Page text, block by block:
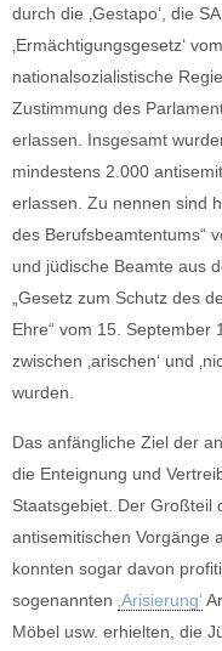
durch die ‚Gestapo‘, die
‚Ermächtigungsgesetz‘
nationalsozialistische
Zustimmung des
erlassen. Insgesamt
mindestens 2.000
erlassen. Zu nennen sind
des Berufsbeamtentums“
und jüdische Beamte aus
„Gesetz zum Schutz des
Ehre“ vom 15. September
zwischen ‚arischen‘ und
wurden.
Das anfängliche Ziel der
die Enteignung und
Staatsgebiet. Der Großteil
antisemitischen Vorgänge
konnten sogar davon
sogenannten ‚Arisierung‘
Möbel usw. erhielten, die